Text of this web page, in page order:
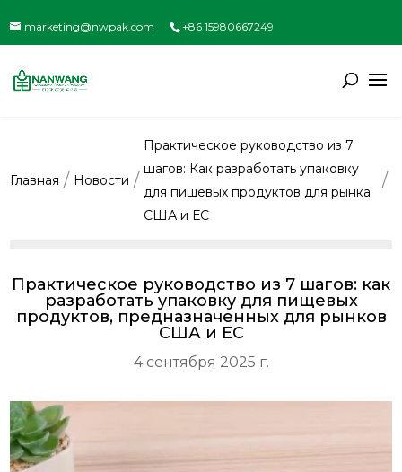
marketing@nwpak.com +86 15980667249
Главная Новости
Практическое руководство из 7
шагов: Как разработать упаковку
для пищевых продуктов для рынка
США и ЕС
Практическое руководство из 7 шагов: как
разработать упаковку для пищевых
продуктов, предназначенных для рынков
США и ЕС
4 сентября 2025 г.